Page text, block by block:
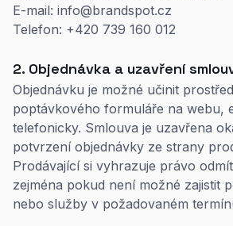
E-mail: info@brandspot.cz
Telefon: +420 739 160 012
2. Objednávka a uzavření
Objednávku je možné učinit
poptávkového formuláře na webu,
telefonicky. Smlouva je uzavřena
potvrzení objednávky ze strany
Prodávající si vyhrazuje právo
zejména pokud není možné zajistit
nebo služby v požadovaném